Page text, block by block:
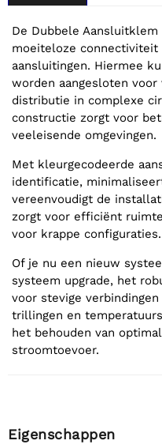
De Dubbele
moeiteloze connectiviteit
aansluitingen. Hiermee
worden aangesloten
distributie in complexe
constructie zorgt voor
veeleisende omgevingen.
Met kleurgecodeerde
identificatie,
vereenvoudigt de
zorgt voor efficiënt
voor krappe configuraties.
Of je nu een nieuw
systeem upgrade, het
voor stevige
trillingen en
het behouden van
stroomtoevoer.
Eigenschappen